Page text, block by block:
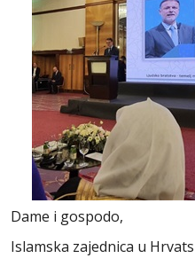
Dame i gospodo,
Islamska zajednica u